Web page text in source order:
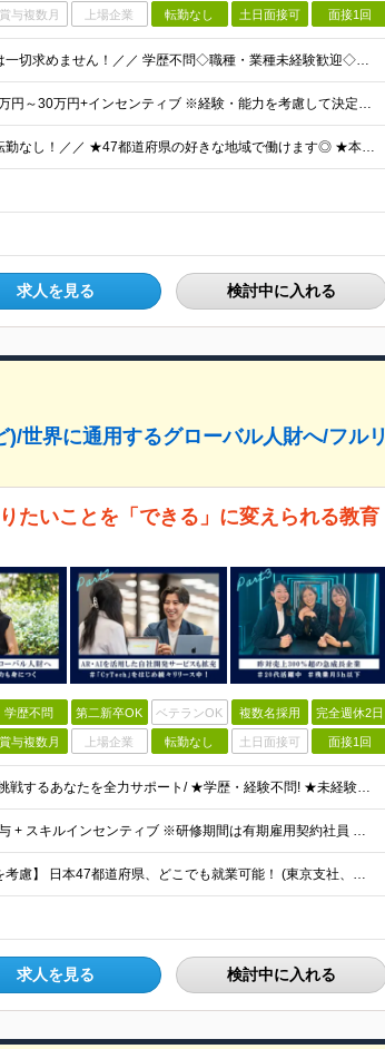
賞与複数月 上場企業 転勤なし 土日面接可 面接1回
＼＼応募に特別なスキル◇志望理由は一切求めません！／／ 学歴不問◇職種・業種未経験歓迎◇面接は1回のみ！ ☆10名以上の仲間を大募集！ 未経験・第二新卒・はじめての正社員も大歓迎！ 「SNSが好き
【一都三県にお住まいの方】 月給22万円～30万円+インセンティブ ※経験・能力を考慮して決定。経験がある場合は、スキルに応じた月給額でスタートします。 ※上記には固定残業代（10時間分／15,000
＼＼リモート・完全在宅勤務あり！転勤なし！／／ ★47都道府県の好きな地域で働けます◎ ★本社は渋谷駅徒歩5分の好立地です！ □リモート・フルリモートも選択可能です！ └将来的には「お気に入りのカフ
求人を見る 検討中に入れる
世界に通用するグローバル人財へ/フルリ
たいことを「できる」に変えられる教育
学歴不問 第二新卒OK ベテランOK 複数名採用 完全週休2日
賞与複数月 上場企業 転勤なし 土日面接可 面接1回
＼未経験からWeb業界で夢を叶える!挑戦するあなたを全力サポート/ ★学歴・経験不問! ★未経験・クリエイティブ系スクール卒業生・第二新卒歓迎! ★社会人未経験OK! ★将来の幹部候補採用 『PC
月給30万円〜月給70万円 + スキル賞与 + スキルインセンティブ ※研修期間は有期雇用契約社員 ※プロジェクトによって異なる ※上記には(固定残業代¥44,369/30時間)を含む ※エリアによ
【フルリモート可／転勤なし／希望を考慮】 日本47都道府県、どこでも就業可能！ (東京支社、群馬本社、北海道支社、宮城支社、愛知支社、大阪支社、福岡支社、千葉支店、神奈川支店、茨城支店、新潟支店、長野
求人を見る 検討中に入れる